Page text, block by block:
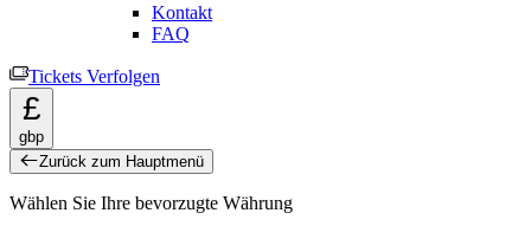
Kontakt
FAQ
Tickets Verfolgen
£
gbp
Zurück zum Hauptmenü
Wählen Sie Ihre bevorzugte Währung